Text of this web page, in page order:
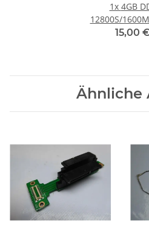
1x 4GB
12800S/
Notebook SO-
15,00
Ähnliche